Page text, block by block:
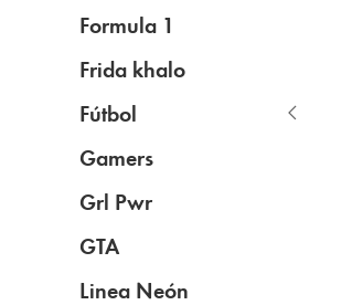
Formula 1
Frida khalo
Fútbol
Gamers
Grl Pwr
GTA
Linea Neón